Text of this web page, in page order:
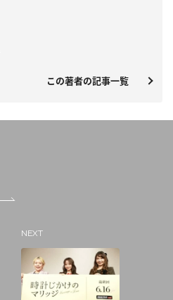
この著者の記事一覧
NEXT